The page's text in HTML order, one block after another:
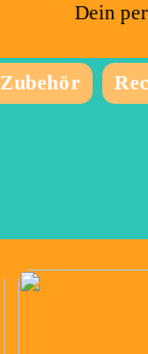
Dein
Zubehör